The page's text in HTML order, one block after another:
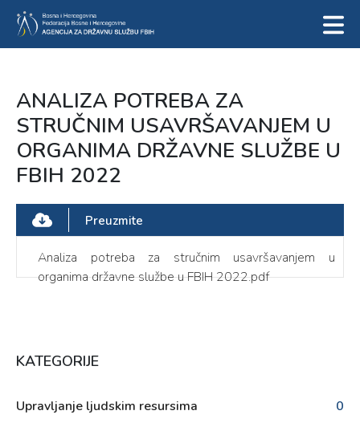
ANALIZA POTREBA ZA
STRUČNIM USAVRŠAVANJEM U
ORGANIMA DRŽAVNE SLUŽBE U
FBIH 2022
Preuzmite
Analiza potreba za stručnim usavršavanjem u
organima državne službe u FBIH 2022.pdf
KATEGORIJE
Upravljanje ljudskim resursima
0